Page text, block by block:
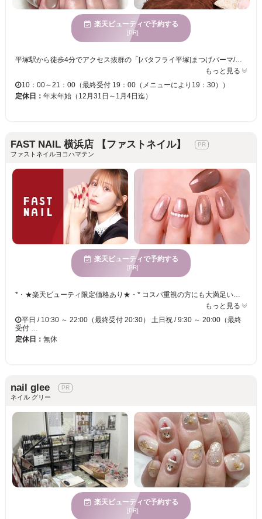
楽天ビューティで予約する
[PR]
平塚駅から徒歩4分でアクセス抜群の「[バタフライ平塚]まつげパーマ/マツエク/眉毛/パリ/長さだし/パラジェル」 トータルビューティー全てが叶う♪高級感溢れるシックで落ち着いた雰囲気の店内で、リラックスできる時間をお過ごし頂けます。 仕事、家事、育児に頑張っている皆様が日常のストレスから開放され心の中から美しいご自身を取り戻して頂けるよう、心のこもったサービスと満足頂ける技術でおもてなしさせて頂きます☆ お客様のお越しを心よりお待ちしております♪
もっと見る
10：00～21：00（最終受付 19：00（メニューにより19：30））
定休日： 年末年始（12月31日～1月4日迄）
FAST NAIL 横浜店 【ファストネイル】
ファストネイルヨコハマテン
楽天ビューティで予約する
[PR]
もっと見る
平日 / 10:30 ～ 22:00（最終受付 20:30） 土日祝 / 9:30 ～ 20:00（最終
受付 …
定休日： 無休
nail glee
ネイル グリー
楽天ビューティで予約する
[PR]